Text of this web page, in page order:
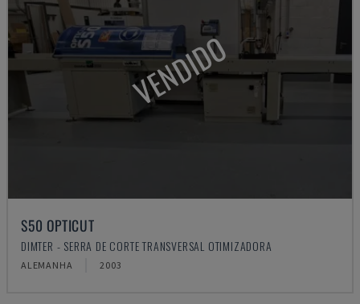
VENDIDO
S50 OPTICUT
DIMTER - SERRA DE CORTE TRANSVERSAL OTIMIZADORA
ALEMANHA 2003